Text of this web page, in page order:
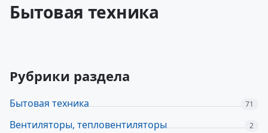
Бытовая техника
Рубрики раздела
Бытовая техника 71
Вентиляторы, тепловентиляторы 2